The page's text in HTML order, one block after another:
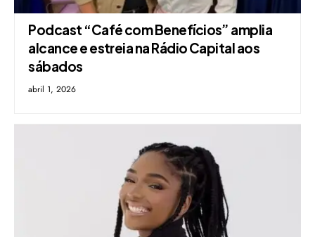
Podcast “Café com Benefícios” amplia
alcance e estreia na Rádio Capital aos
sábados
abril 1, 2026